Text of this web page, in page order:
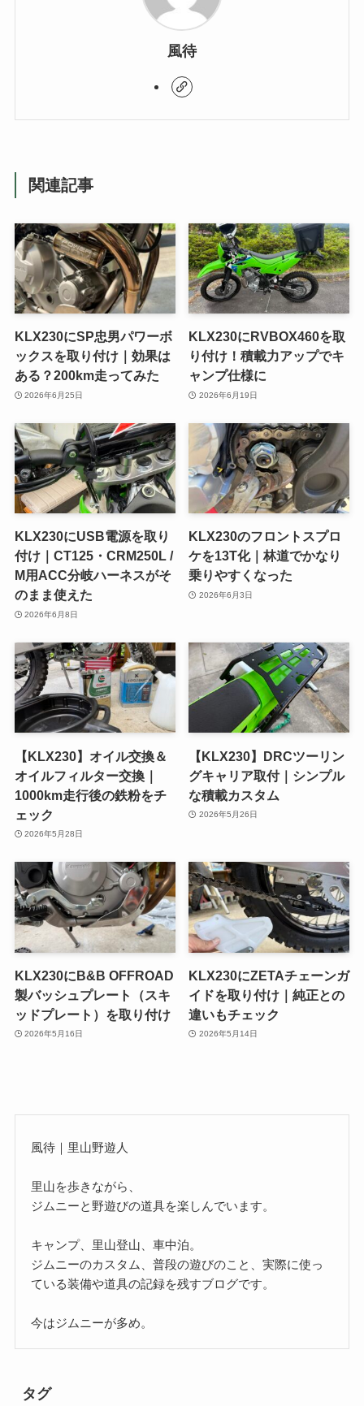
風待
関連記事
KLX230にSP忠男パワーボ
ックスを取り付け｜効果は
ある？200km走ってみた
2026年6月25日
KLX230にRVBOX460を取
り付け！積載力アップでキ
ャンプ仕様に
2026年6月19日
KLX230にUSB電源を取り
付け｜CT125・CRM250L /
M用ACC分岐ハーネスがそ
のまま使えた
2026年6月8日
KLX230のフロントスプロ
ケを13T化｜林道でかなり
乗りやすくなった
2026年6月3日
【KLX230】オイル交換＆
オイルフィルター交換｜
1000km走行後の鉄粉をチ
ェック
2026年5月28日
【KLX230】DRCツーリン
グキャリア取付｜シンプル
な積載カスタム
2026年5月26日
KLX230にB&B OFFROAD
製バッシュプレート（スキ
ッドプレート）を取り付け
2026年5月16日
KLX230にZETAチェーンガ
イドを取り付け｜純正との
違いもチェック
2026年5月14日
風待｜里山野遊人
里山を歩きながら、
ジムニーと野遊びの道具を楽しんでいます。
キャンプ、里山登山、車中泊。
ジムニーのカスタム、普段の遊びのこと、実際に使っ
ている装備や道具の記録を残すブログです。
今はジムニーが多め。
タグ